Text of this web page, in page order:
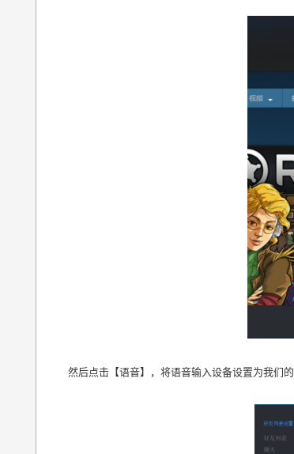
然后点击【语音】，将语音输入设备设置为我们